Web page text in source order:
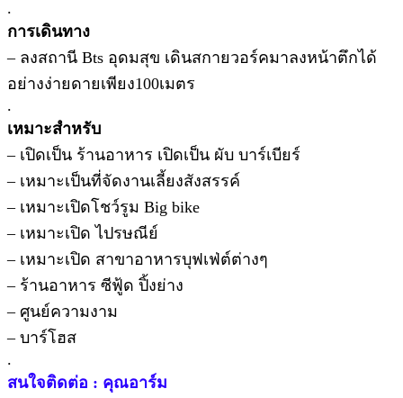
.
การเดินทาง
– ลงสถานี Bts อุดมสุข เดินสกายวอร์คมาลงหน้าตึกได้
อย่างง่ายดายเพียง100เมตร
.
เหมาะสำหรับ
– เปิดเป็น ร้านอาหาร เปิดเป็น ผับ บาร์เบียร์
– เหมาะเป็นที่จัดงานเลี้ยงสังสรรค์
– เหมาะเปิดโชว์รูม Big bike
– เหมาะเปิด ไปรษณีย์
– เหมาะเปิด สาขาอาหารบุฟเฟ่ต์ต่างๆ
– ร้านอาหาร ซีฟู้ด ปิ้งย่าง
– ศูนย์ความงาม
– บาร์โฮส
.
สนใจติดต่อ : คุณอาร์ม